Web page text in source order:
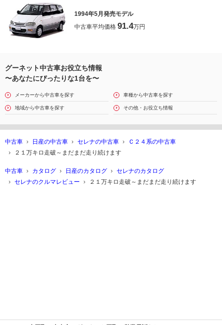
1994年5月発売モデル
中古車平均価格 91.4万円
グーネット中古車お役立ち情報
〜あなたにぴったりな1台を〜
メーカーから中古車を探す 車種から中古車を探す
地域から中古車を探す その他・お役立ち情報
中古車 日産の中古車 セレナの中古車
Ｃ２４系の中古車
２１万キロ走破～まだまだ走り続けます
中古車 カタログ 日産のカタログ
セレナのカタログ
セレナのクルマレビュー
２１万キロ走破～まだまだ走り続けます